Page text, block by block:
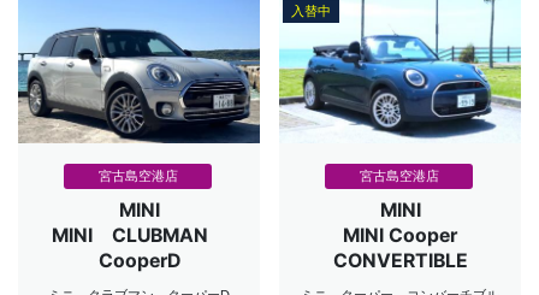
宮古島空港店
MINI
MINI CLUBMAN
CooperD
入替中
宮古島空港店
MINI
MINI Cooper
CONVERTIBLE